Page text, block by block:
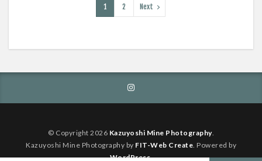
1 2 Next
© Copyright 2026 Kazuyoshi Mine Photography.
Kazuyoshi Mine Photography by FIT-Web Create. Powered by
WordPress.